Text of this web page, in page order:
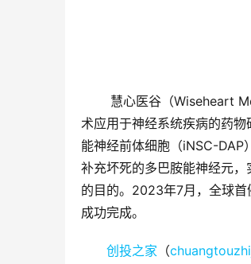
慧心医谷（Wiseheart
术应用于神经系统疾病的药
能神经前体细胞（iNSC-DAP
补充坏死的多巴胺能神经元
的目的。2023年7月，全球
成功完成。
创投之家 （